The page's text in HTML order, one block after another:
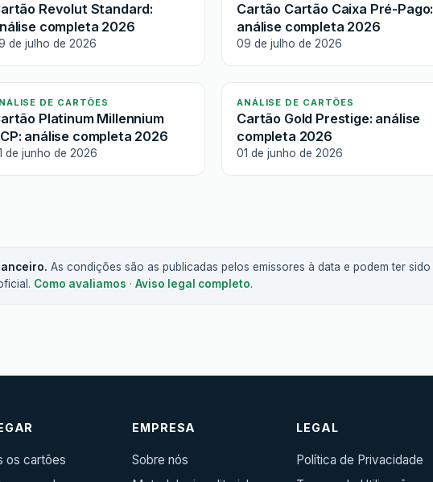
Revolut Standard:
completa 2026
de julho de 2026
Cartão Cartão Caixa Pré-Pago:
análise completa 2026
09 de julho de 2026
DE CARTÕES
Platinum Millennium
análise completa 2026
de junho de 2026
ANÁLISE DE CARTÕES
Cartão Gold Prestige: análise
completa 2026
01 de junho de 2026
As condições são as publicadas pelos emissores à data e podem ter sido
Como avaliamos · Aviso legal completo.
os cartões
EMPRESA
Sobre nós
LEGAL
Política de Privacidade